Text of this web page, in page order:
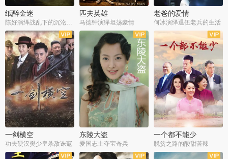
纸醉金迷 匹夫英雄
马德钟演绎坦荡豪情
老爸的爱情
何冰演绎退伍老兵的生活
全40集
一剑横空
功夫硬汉樊少皇杀敌诛寇
全33集
东陵大盗
爱国志士夺宝奇兵
全36集
一个都不能少
脱贫之路的酸甜苦辣
全25集
全50集 全23集